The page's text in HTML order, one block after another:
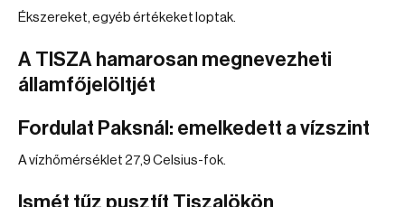
Ékszereket, egyéb értékeket loptak.
A TISZA hamarosan megnevezheti
államfőjelöltjét
Fordulat Paksnál: emelkedett a vízszint
A vízhőmérséklet 27,9 Celsius-fok.
Ismét tűz pusztít Tiszalökön